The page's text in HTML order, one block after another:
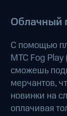
Облачный
С помощью
МТС Fog Play
сможешь
мерчантов,
новинки на
оплачивая